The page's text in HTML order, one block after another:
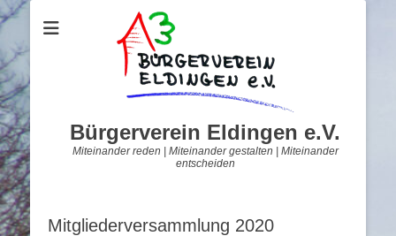
Bürgerverein Eldingen e.V.
Miteinander reden | Miteinander gestalten | Miteinander
entscheiden
Mitgliederversammlung 2020